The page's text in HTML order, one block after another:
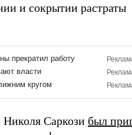
и сокрытии растраты
Николя Саркози был